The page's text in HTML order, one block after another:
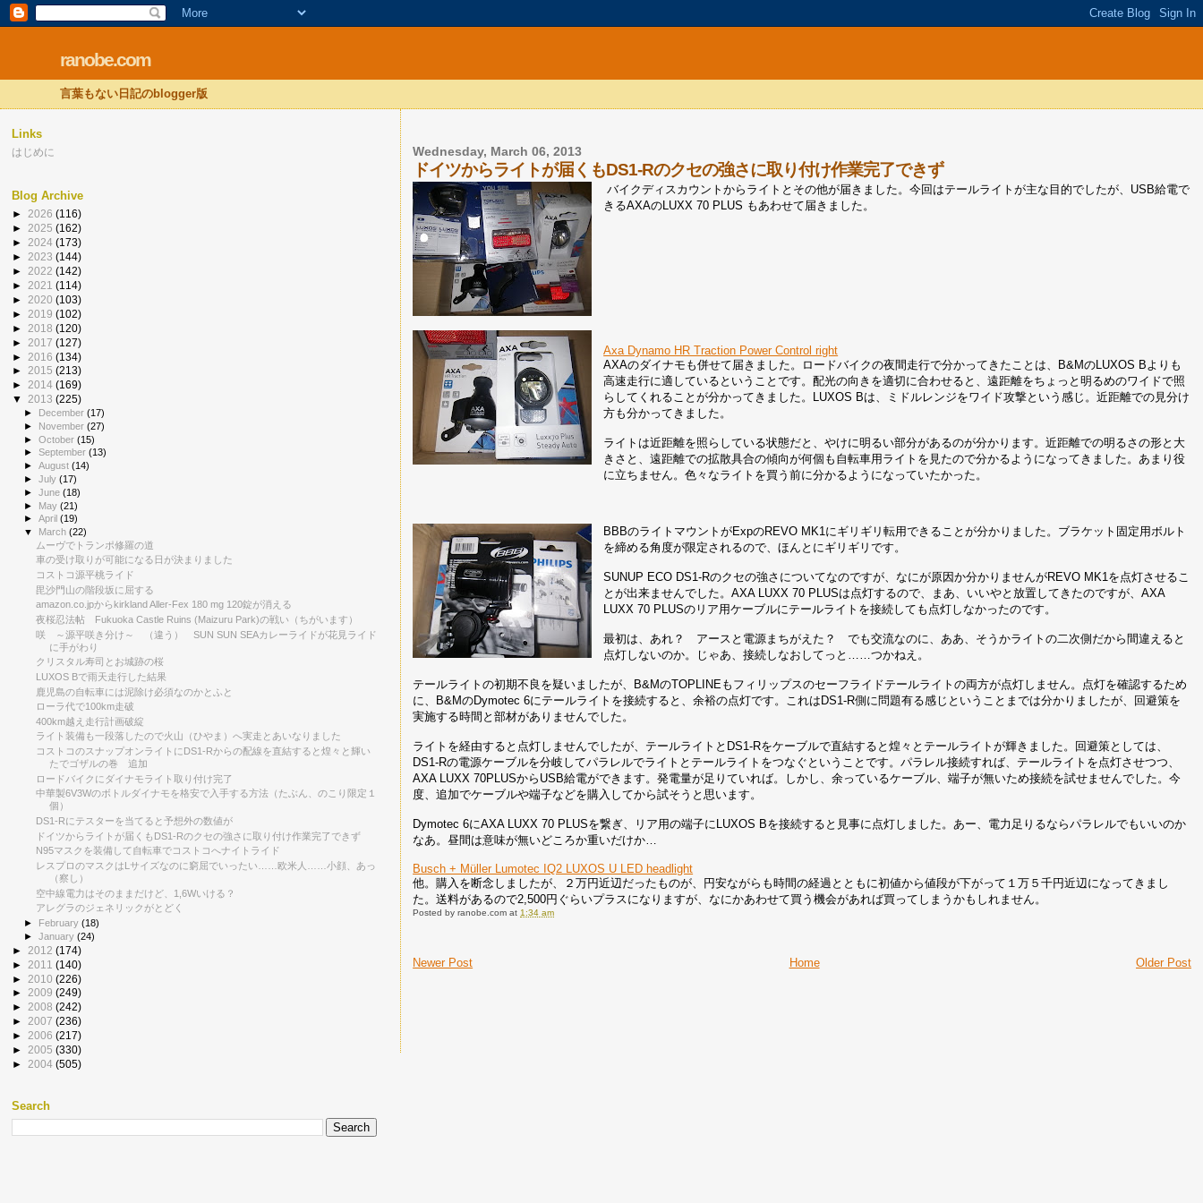
ranobe.com
言葉もない日記のblogger版
Wednesday, March 06, 2013
ドイツからライトが届くもDS1-Rのクセの強さに取り付け作業完了できず
バイクディスカウントからライトとその他が届きました。今回はテールライトが主な目的でしたが、USB給電で
きるAXAのLUXX 70 PLUS もあわせて届きました。
Axa Dynamo HR Traction Power Control right
AXAのダイナモも併せて届きました。ロードバイクの夜間走行で分かってきたことは、B&MのLUXOS Bよりも
高速走行に適しているということです。配光の向きを適切に合わせると、遠距離をちょっと明るめのワイドで照
らしてくれることが分かってきました。LUXOS Bは、ミドルレンジをワイド攻撃という感じ。近距離での見分け
方も分かってきました。
ライトは近距離を照らしている状態だと、やけに明るい部分があるのが分かります。近距離での明るさの形と大
きさと、遠距離での拡散具合の傾向が何個も自転車用ライトを見たので分かるようになってきました。あまり役
に立ちません。色々なライトを買う前に分かるようになっていたかった。
BBBのライトマウントがExpのREVO MK1にギリギリ転用できることが分かりました。ブラケット固定用ボルト
を締める角度が限定されるので、ほんとにギリギリです。
SUNUP ECO DS1-Rのクセの強さについてなのですが、なにが原因か分かりませんがREVO MK1を点灯させるこ
とが出来ませんでした。AXA LUXX 70 PLUSは点灯するので、まあ、いいやと放置してきたのですが、AXA
LUXX 70 PLUSのリア用ケーブルにテールライトを接続しても点灯しなかったのです。
最初は、あれ？ アースと電源まちがえた？ でも交流なのに、ああ、そうかライトの二次側だから間違えると
点灯しないのか。じゃあ、接続しなおしてっと……つかねえ。
テールライトの初期不良を疑いましたが、B&MのTOPLINEもフィリップスのセーフライドテールライトの両方が点灯しません。点灯を確認するため
に、B&MのDymotec 6にテールライトを接続すると、余裕の点灯です。これはDS1-R側に問題有る感じということまでは分かりましたが、回避策を
実施する時間と部材がありませんでした。
ライトを経由すると点灯しませんでしたが、テールライトとDS1-Rをケーブルで直結すると煌々とテールライトが輝きました。回避策としては、
DS1-Rの電源ケーブルを分岐してパラレルでライトとテールライトをつなぐということです。パラレル接続すれば、テールライトを点灯させつつ、
AXA LUXX 70PLUSからUSB給電ができます。発電量が足りていれば。しかし、余っているケーブル、端子が無いため接続を試せませんでした。今
度、追加でケーブルや端子などを購入してから試そうと思います。
Dymotec 6にAXA LUXX 70 PLUSを繋ぎ、リア用の端子にLUXOS Bを接続すると見事に点灯しました。あー、電力足りるならパラレルでもいいのか
なあ。昼間は意味が無いどころか重いだけか…
Busch + Müller Lumotec IQ2 LUXOS U LED headlight
他。購入を断念しましたが、２万円近辺だったものが、円安ながらも時間の経過とともに初値から値段が下がって１万５千円近辺になってきまし
た。送料があるので2,500円ぐらいプラスになりますが、なにかあわせて買う機会があれば買ってしまうかもしれません。
Posted byranobe.com at 1:34 am
Newer Post Older Post
Home
Links
はじめに
Blog Archive
► 2026 (116)
► 2025 (162)
► 2024 (173)
► 2023 (144)
► 2022 (142)
► 2021 (114)
► 2020 (103)
► 2019 (102)
► 2018 (120)
► 2017 (127)
► 2016 (134)
► 2015 (213)
► 2014 (169)
▼ 2013 (225)
► December(17)
► November(27)
►October(15)
►September(13)
►August(14)
►July(17)
►June(18)
► May(21)
►April(19)
▼ March(22)
ムーヴでトランポ修羅の道
車の受け取りが可能になる日が決まりました
コストコ源平桃ライド
毘沙門山の階段坂に屈する
amazon.co.jpからkirkland Aller-Fex 180 mg 120錠が消える
夜桜忍法帖 Fukuoka Castle Ruins (Maizuru Park)の戦い（ちがいます）
咲 ～源平咲き分け～ （違う） SUN SUN SEAカレーライドが花見ライド
に手がわり
クリスタル寿司とお城跡の桜
LUXOS Bで雨天走行した結果
鹿児島の自転車には泥除け必須なのかとふと
ローラ代で100km走破
400km越え走行計画破綻
ライト装備も一段落したので火山（ひやま）へ実走とあいなりました
コストコのスナップオンライトにDS1-Rからの配線を直結すると煌々と輝い
たでゴザルの巻 追加
ロードバイクにダイナモライト取り付け完了
中華製6V3Wのボトルダイナモを格安で入手する方法（たぶん、のこり限定１
個）
DS1-Rにテスターを当てると予想外の数値が
ドイツからライトが届くもDS1-Rのクセの強さに取り付け作業完了できず
N95マスクを装備して自転車でコストコへナイトライド
レスプロのマスクはLサイズなのに窮屈でいったい……欧米人……小顔、あっ
（察し）
空中線電力はそのままだけど、1,6Wいける？
アレグラのジェネリックがとどく
► February(18)
►January(24)
► 2012 (174)
► 2011 (140)
► 2010 (226)
► 2009 (249)
► 2008 (242)
► 2007 (236)
► 2006 (217)
► 2005 (330)
► 2004 (505)
Search